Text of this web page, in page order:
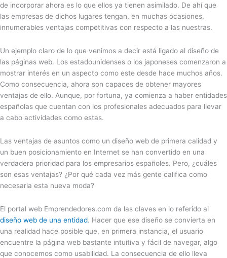
de incorporar ahora es lo que ellos ya tienen asimilado. De ahí que
las empresas de dichos lugares tengan, en muchas ocasiones,
innumerables ventajas competitivas con respecto a las nuestras.
Un ejemplo claro de lo que venimos a decir está ligado al diseño de
las páginas web. Los estadounidenses o los japoneses comenzaron a
mostrar interés en un aspecto como este desde hace muchos años.
Como consecuencia, ahora son capaces de obtener mayores
ventajas de ello. Aunque, por fortuna, ya comienza a haber entidades
españolas que cuentan con los profesionales adecuados para llevar
a cabo actividades como estas.
Las ventajas de asuntos como un diseño web de primera calidad y
un buen posicionamiento en Internet se han convertido en una
verdadera prioridad para los empresarios españoles. Pero, ¿cuáles
son esas ventajas? ¿Por qué cada vez más gente califica como
necesaria esta nueva moda?
El portal web Emprendedores.com da las claves en lo referido al
diseño web de una entidad. Hacer que ese diseño se convierta en
una realidad hace posible que, en primera instancia, el usuario
encuentre la página web bastante intuitiva y fácil de navegar, algo
que conocemos como usabilidad. La consecuencia de ello lleva